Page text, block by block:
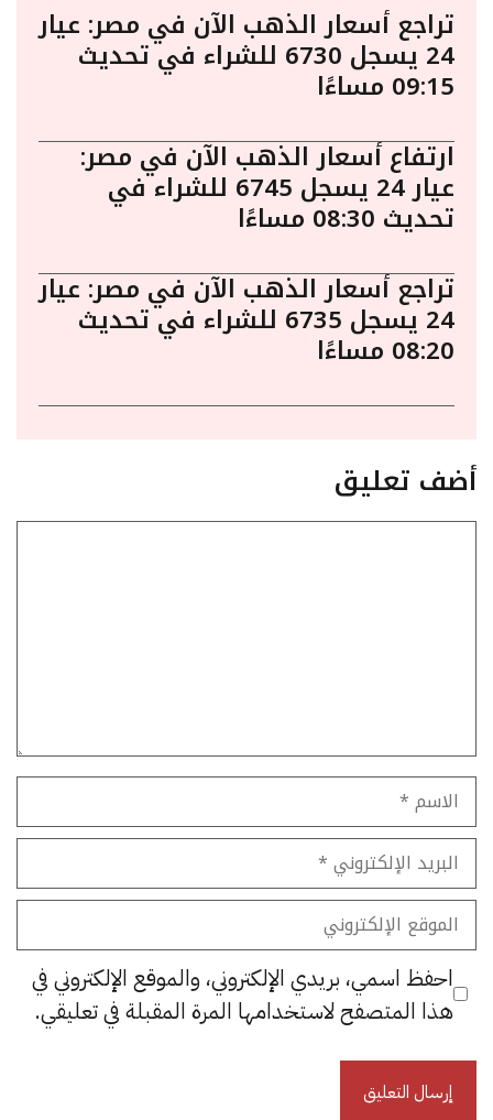
تراجع أسعار الذهب الآن في مصر: عيار
24 يسجل 6730 للشراء في تحديث
09:15 مساءًا
ارتفاع أسعار الذهب الآن في مصر:
عيار 24 يسجل 6745 للشراء في
تحديث 08:30 مساءًا
تراجع أسعار الذهب الآن في مصر: عيار
24 يسجل 6735 للشراء في تحديث
08:20 مساءًا
أضف تعليق
الاسم
البريد
الإلكتروني
الموقع
الإلكتروني
احفظ اسمي، بريدي الإلكتروني، والموقع الإلكتروني في
هذا المتصفح لاستخدامها المرة المقبلة في تعليقي.